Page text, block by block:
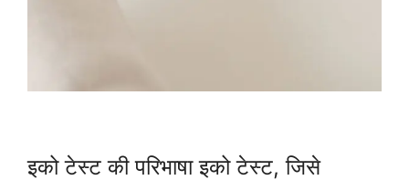
इको टेस्ट की परिभाषा इको टेस्ट, जिसे